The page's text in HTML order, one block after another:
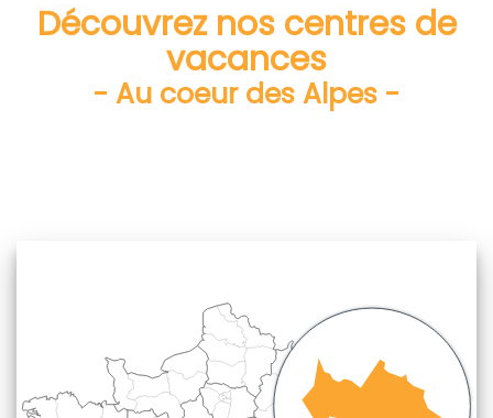
Découvrez nos centres de
vacances
- Au coeur des Alpes -